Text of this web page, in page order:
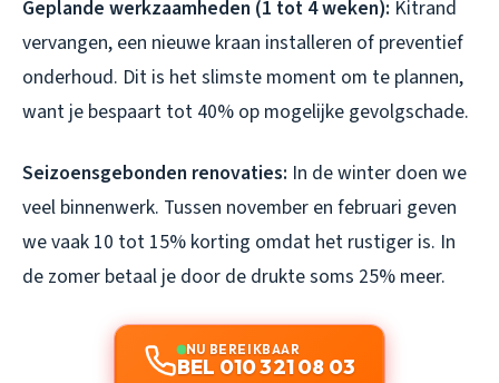
Geplande werkzaamheden (1 tot 4 weken): Kitrand
vervangen, een nieuwe kraan installeren of preventief
onderhoud. Dit is het slimste moment om te plannen,
want je bespaart tot 40% op mogelijke gevolgschade.
Seizoensgebonden renovaties: In de winter doen we
veel binnenwerk. Tussen november en februari geven
we vaak 10 tot 15% korting omdat het rustiger is. In
de zomer betaal je door de drukte soms 25% meer.
NU BEREIKBAAR
BEL 010 321 08 03